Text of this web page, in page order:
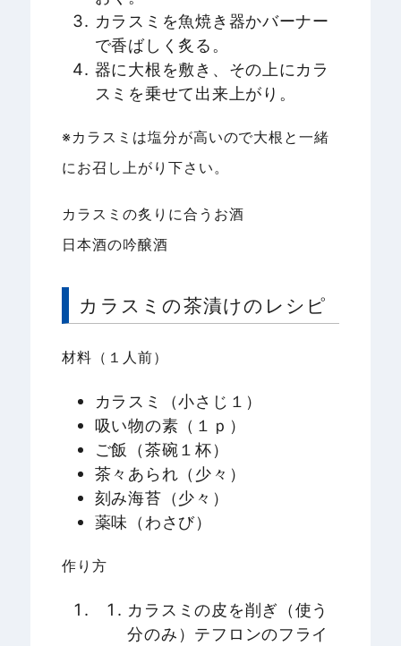
カラスミを魚焼き器かバーナー
で香ばしく炙る。
器に大根を敷き、その上にカラ
スミを乗せて出来上がり。
※カラスミは塩分が高いので大根と一緒
にお召し上がり下さい。
カラスミの炙りに合うお酒
日本酒の吟醸酒
カラスミの茶漬けのレシピ
材料（１人前）
カラスミ（小さじ１）
吸い物の素（１ｐ）
ご飯（茶碗１杯）
茶々あられ（少々）
刻み海苔（少々）
薬味（わさび）
作り方
カラスミの皮を削ぎ（使う
分のみ）テフロンのフライ